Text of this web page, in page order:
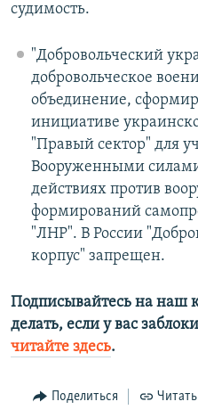
судимость.
"Добровольческий
добровольческое
объединение,
инициативе
"Правый сектор" для
Вооруженными
действиях против
формирований
"ЛНР". В России
корпус" запрещен.
Подписывайтесь на наш
делать, если у вас
читайте здесь.
Поделиться